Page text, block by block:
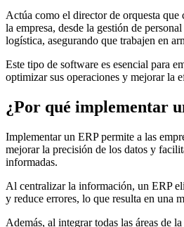
Actúa como el director de orquesta que
la empresa, desde la gestión de
logística, asegurando que trabajen en
Este tipo de software es esencial para
optimizar sus operaciones y mejorar la
¿Por qué implementar
Implementar un ERP permite a las
mejorar la precisión de los datos y
informadas.
Al centralizar la información, un ERP
y reduce errores, lo que resulta en una
Además, al integrar todas las áreas de